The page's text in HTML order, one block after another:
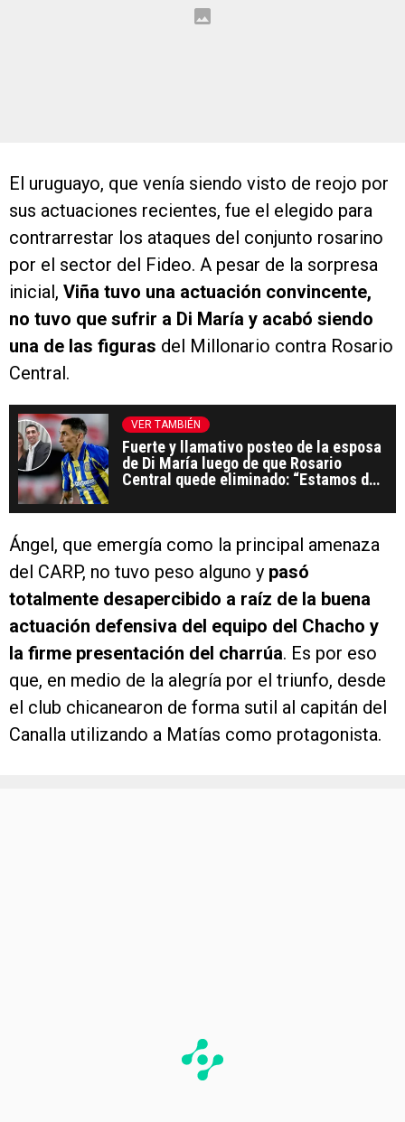
El uruguayo, que venía siendo visto de reojo por
sus actuaciones recientes, fue el elegido para
contrarrestar los ataques del conjunto rosarino
por el sector del Fideo. A pesar de la sorpresa
inicial, Viña tuvo una actuación convincente,
no tuvo que sufrir a Di María y acabó siendo
una de las figuras del Millonario contra Rosario
Central.
VER TAMBIÉN
Fuerte y llamativo posteo de la esposa
de Di María luego de que Rosario
Central quede eliminado: “Estamos del
Ángel, que emergía como la principal amenaza
del CARP, no tuvo peso alguno y pasó
totalmente desapercibido a raíz de la buena
actuación defensiva del equipo del Chacho y
la firme presentación del charrúa. Es por eso
que, en medio de la alegría por el triunfo, desde
el club chicanearon de forma sutil al capitán del
Canalla utilizando a Matías como protagonista.